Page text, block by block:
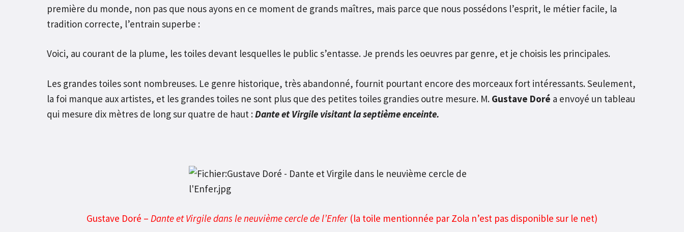
première du monde, non pas que nous ayons en ce moment de grands maîtres, mais parce que nous possédons l’esprit, le métier facile, la
tradition correcte, l’entrain superbe :
Voici, au courant de la plume, les toiles devant lesquelles le public s’entasse. Je prends les oeuvres par genre, et je choisis les principales.
Les grandes toiles sont nombreuses. Le genre historique, très abandonné, fournit pourtant encore des morceaux fort intéressants. Seulement,
la foi manque aux artistes, et les grandes toiles ne sont plus que des petites toiles grandies outre mesure. M. Gustave Doré a envoyé un tableau
qui mesure dix mètres de long sur quatre de haut :Dante et Virgile visitant la septième enceinte.
Gustave Doré – Dante et Virgile dans le neuvième cercle de l’Enfer (la toile mentionnée par Zola n’est pas disponible sur le net)